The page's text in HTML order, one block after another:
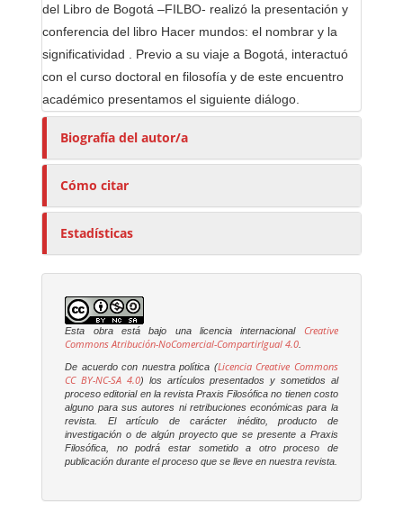
del Libro de Bogotá –FILBO- realizó la presentación y
conferencia del libro Hacer mundos: el nombrar y la
significatividad . Previo a su viaje a Bogotá, interactuó
con el curso doctoral en filosofía y de este encuentro
académico presentamos el siguiente diálogo.
Biografía del autor/a
Cómo citar
Estadísticas
Esta obra está bajo una licencia internacional
Creative
Commons Atribución-NoComercial-CompartirIgual 4.0
De acuerdo con nuestra política (Licencia Creative Commons
CC BY-NC-SA 4.0) los artículos presentados y sometidos al
proceso editorial en la revistaPraxis Filosófica no tienen costo
alguno para sus autores ni retribuciones económicas para la
revista. El artículo de carácter inédito, producto de
investigación o de algún proyecto que se presente a Praxis
Filosófica , no podrá estar sometido a otro proceso de
publicación durante el proceso que se lleve en nuestra revista.